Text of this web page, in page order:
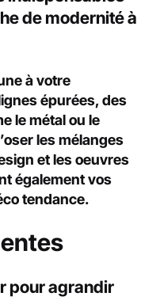
de modernité à
à votre
épurées, des
le métal ou le
les mélanges
et les oeuvres
également vos
tendance.
pour agrandir